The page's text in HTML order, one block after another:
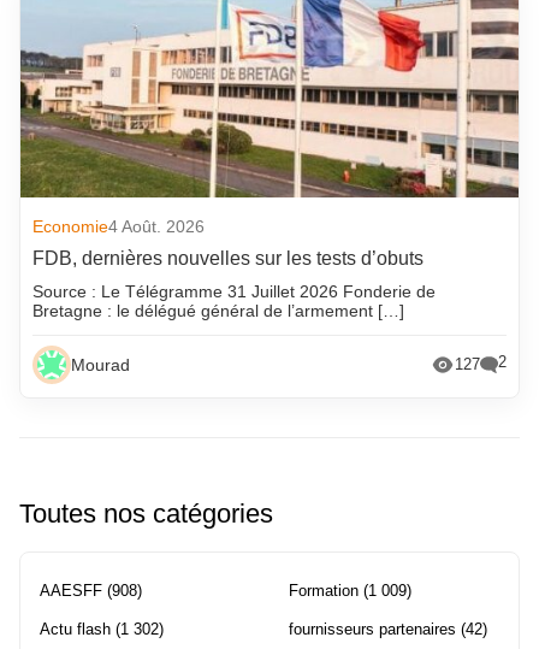
Economie4 Août. 2026
FDB, dernières nouvelles sur les tests d’obuts
Source : Le Télégramme 31 Juillet 2026 Fonderie de
Bretagne : le délégué général de l’armement […]
Mourad 127 2
Toutes nos catégories
AAESFF (908)
Actu flash (1 302)
Formation (1 009)
fournisseurs partenaires (42)